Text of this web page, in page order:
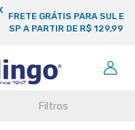
FRETE GRÁTIS PARA SUL E
SP A PARTIR DE R$ 129,99
Filtros